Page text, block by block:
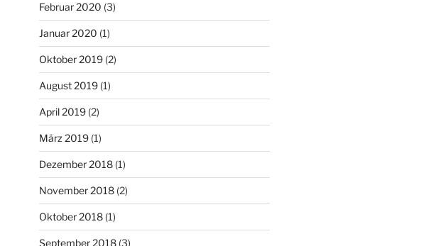
Februar 2020 (3)
Januar 2020 (1)
Oktober 2019(2)
August 2019(1)
April 2019(2)
März 2019(1)
Dezember 2018(1)
November 2018(2)
Oktober 2018(1)
September 2018(3)